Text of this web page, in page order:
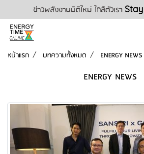
ข่าวพลังงานมิติใหม่ ใกล้ตัวเรา
หน้าแรก บทความทั้งหมด ENERGY NEWS
ENERGY NEWS